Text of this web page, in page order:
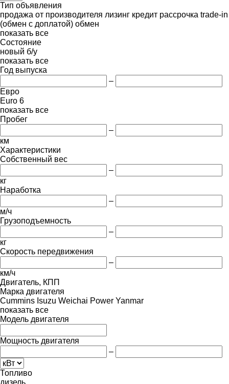
Тип объявления
продажа от производителя лизинг кредит рассрочка trade-in
(обмен с доплатой) обмен
показать все
Состояние
новый б/у
показать все
Год выпуска
–
Евро
Euro 6
показать все
Пробег
–
км
Характеристики
Собственный вес
–
кг
Наработка
–
м/ч
Грузоподъемность
–
кг
Скорость передвижения
–
км/ч
Двигатель, КПП
Марка двигателя
Cummins Isuzu Weichai Power Yanmar
показать все
Модель двигателя
Мощность двигателя
–
Топливо
дизель